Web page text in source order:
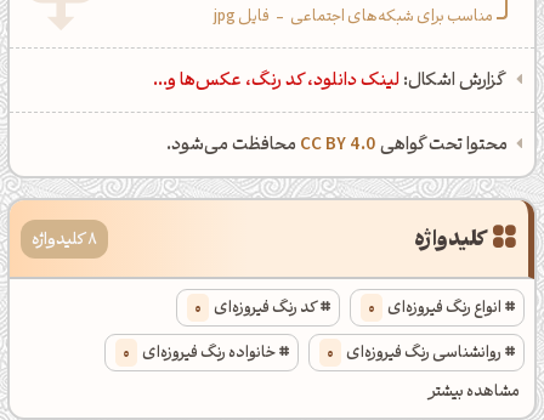
مناسب برای شبکه‌های اجتماعی - فایل jpg
گزارش اشکال: لینک دانلود، کد رنگ، عکس‌ها و...
محتوا تحت گواهیCC BY 4.0 محافظت می‌شود.
کلیدواژه 8 کلیدواژه
انواع رنگ فیروزه‌ای 0 کد رنگ فیروزه‌ای 0
روانشناسی رنگ فیروزه‌ای 0 خانواده رنگ فیروزه‌ای 0
مشاهده بیشتر